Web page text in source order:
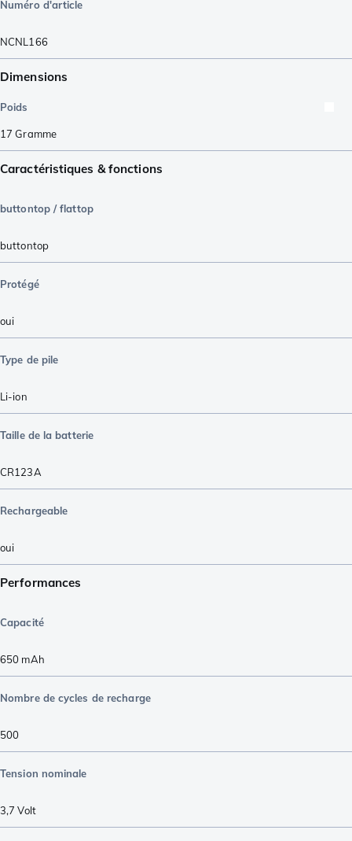
Numéro d'article
NCNL166
Dimensions
Poids
17 Gramme
Caractéristiques & fonctions
buttontop / flattop
buttontop
Protégé
oui
Type de pile
Li-ion
Taille de la batterie
CR123A
Rechargeable
oui
Performances
Capacité
650 mAh
Nombre de cycles de recharge
500
Tension nominale
3,7 Volt